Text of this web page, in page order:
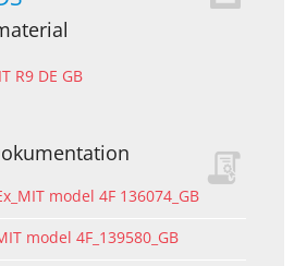
R9 DE GB
model 4F 136074_GB
model 4F_139580_GB